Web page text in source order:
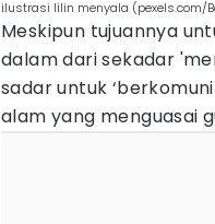
ilustrasi lilin menyala (pexels.com/
Meskipun tujuannya
dalam dari sekadar
sadar untuk
alam yang menguasai